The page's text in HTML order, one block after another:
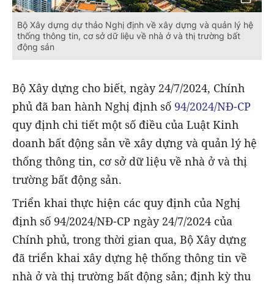
Bộ Xây dựng dự thảo Nghị định về xây dựng và quản lý hệ
thống thông tin, cơ sở dữ liệu về nhà ở và thị trường bất
động sản
Bộ Xây dựng cho biết, ngày 24/7/2024, Chính
phủ đã ban hành Nghị định số 94/2024/NĐ-CP
quy định chi tiết một số điều của Luật Kinh
doanh bất động sản về xây dựng và quản lý hệ
thống thông tin, cơ sở dữ liệu về nhà ở và thị
trường bất động sản.
Triển khai thực hiện các quy định của Nghị
định số 94/2024/NĐ-CP ngày 24/7/2024 của
Chính phủ, trong thời gian qua, Bộ Xây dựng
đã triển khai xây dựng hệ thống thông tin về
nhà ở và thị trường bất động sản; định kỳ thu